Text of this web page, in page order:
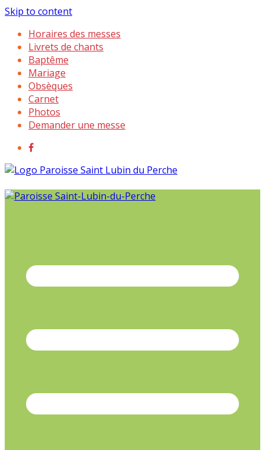
Skip to content
Horaires des messes
Livrets de chants
Baptême
Mariage
Obsèques
Carnet
Photos
Demander une messe